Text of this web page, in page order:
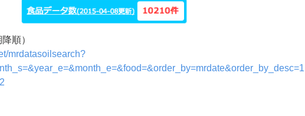
順）
mrdatasoilsearch?